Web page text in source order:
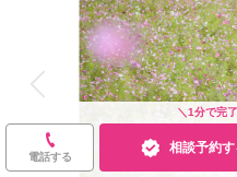
着付け ヘ
アルバム データ
衣装追加
家族と撮影 家族用
洋装も和装も着て写真に残したい
着物も着たいけどドレスも着たい
＼1分で完
電話する
相談予約す